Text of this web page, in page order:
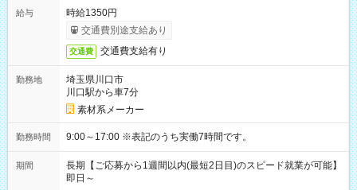
給与
時給1350円
交通費別途支給あり
交通費 交通費支給有り
勤務地
埼玉県川口市
川口駅から車7分
素材系メーカー
勤務時間 9:00～17:00 ※表記のうち実働7時間です。
期間
長期【ご応募から1週間以内(最短2日目)のスピード就業が可能】
即日～